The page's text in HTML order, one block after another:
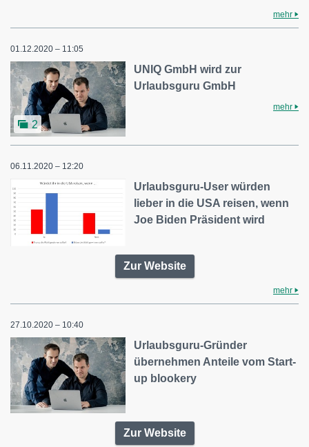
mehr
01.12.2020 – 11:05
2
UNIQ GmbH wird zur
Urlaubsguru GmbH
mehr
06.11.2020 – 12:20
Urlaubsguru-User würden
lieber in die USA reisen, wenn
Joe Biden Präsident wird
Zur Website
mehr
27.10.2020 – 10:40
Urlaubsguru-Gründer
übernehmen Anteile vom Start-
up blookery
Zur Website